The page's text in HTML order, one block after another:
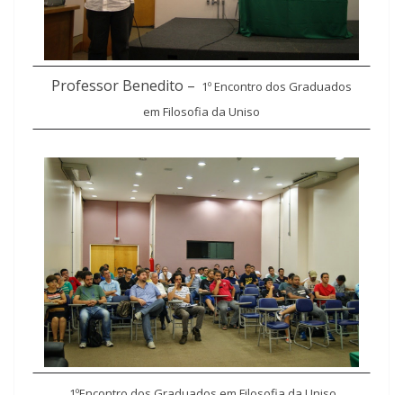
Professor Benedito – 1ºEncontro dos Graduados
em Filosofia da Uniso